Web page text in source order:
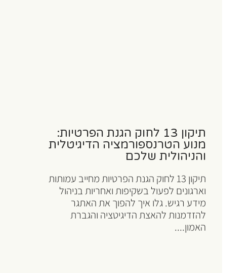
תיקון 13 לחוק הגנת הפרטיות:
מנוע הטרנספורמציה הדיגיטלית
והניהולית שלכם
תיקון 13 לחוק הגנת הפרטיות מחייב עמותות
וארגונים לפעול בשקיפות ואחריות בניהול
מידע רגיש. גלו איך להפוך את האתגר
להזדמנות להאצת הדיגיטציה והגברת
האמון....